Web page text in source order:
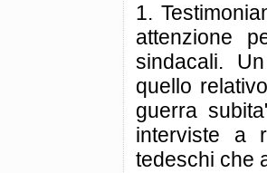
1.
attenzione
sindacali.
quello
guerra
interviste a
tedeschi che